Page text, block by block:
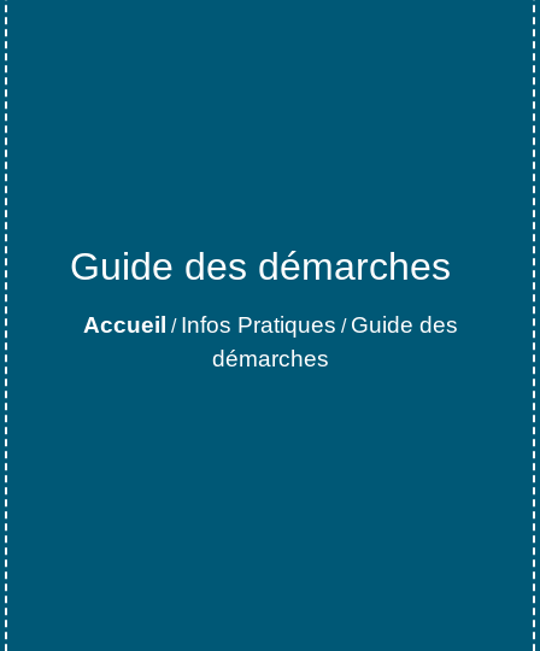
Guide des démarches
Accueil / Infos Pratiques / Guide des
démarches